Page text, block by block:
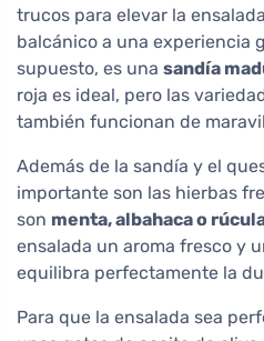
trucos para elevar la
balcánico a una experiencia
supuesto, es una sandía
roja es ideal, pero las
también funcionan de
Además de la sandía y el
importante son las hierbas
son menta, albahaca o
ensalada un aroma fresco y
equilibra perfectamente la
Para que la ensalada sea